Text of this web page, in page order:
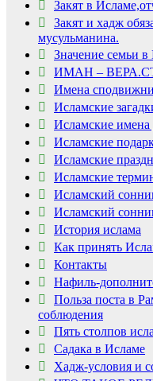
Закят в
Закят и хадж
мусульманина.
Значение семьи
ИМАН –
Имена
Исламские
Исламские имена
Исламские
Исламские
Исламские
Исламский
Исламский
История ислама
Как принять
Контакты
Нафиль-
Польза поста в
соблюдения
Пять столпов
Садака в Исламе
Хадж-условия и
Ролик длится
несколько